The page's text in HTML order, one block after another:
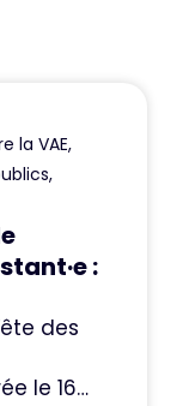
la VAE,
,
:
des
le 16…